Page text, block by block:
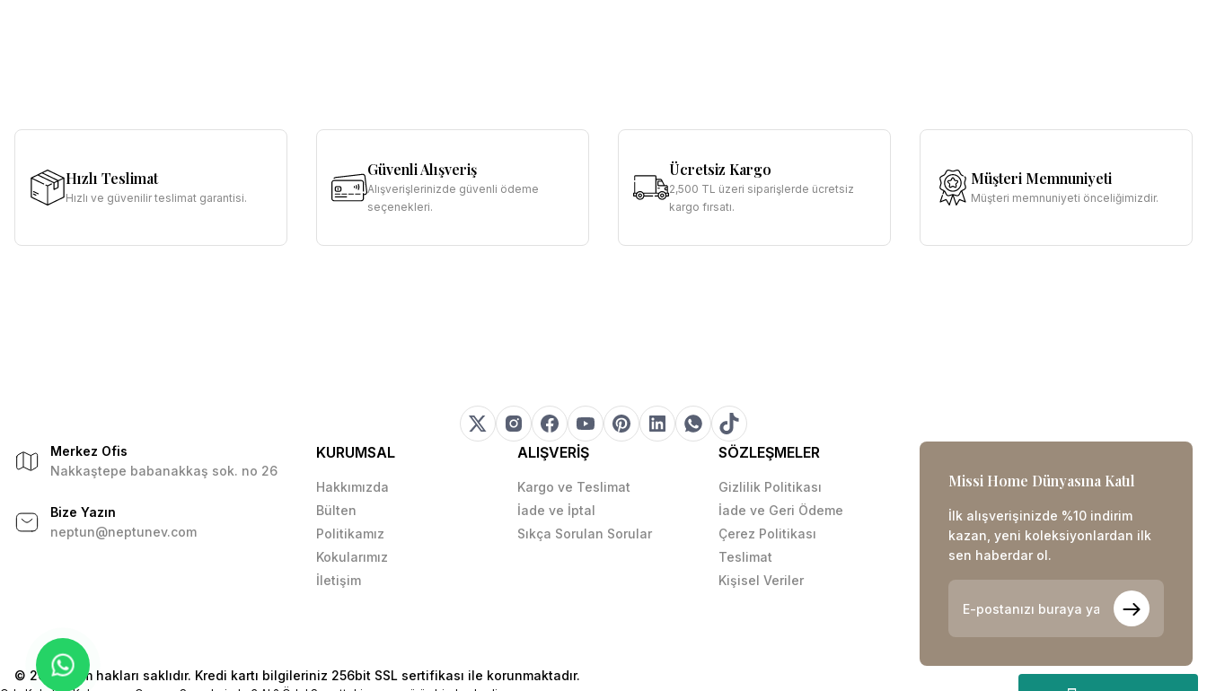
Hızlı Teslimat
Hızlı ve güvenilir teslimat garantisi.
Güvenli Alışveriş
Alışverişlerinizde güvenli ödeme
seçenekleri.
Ücretsiz Kargo
2,500 TL üzeri siparişlerde ücretsiz
kargo fırsatı.
Müşteri Memnuniyeti
Müşteri memnuniyeti önceliğimizdir.
Merkez Ofis
Nakkaştepe babanakkaş sok. no 26
Bize Yazın
neptun@neptunev.com
KURUMSAL
Hakkımızda
Bülten
Politikamız
Kokularımız
İletişim
ALIŞVERİŞ
Kargo ve Teslimat
İade ve İptal
Sıkça Sorulan Sorular
SÖZLEŞMELER
Gizlilik Politikası
İade ve Geri Ödeme
Çerez Politikası
Teslimat
Kişisel Veriler
Missi Home Dünyasına Katıl
İlk alışverişinizde %10 indirim
kazan, yeni koleksiyonlardan ilk
sen haberdar ol.
© 2026 Tüm hakları saklıdır. Kredi kartı bilgileriniz 256bit SSL sertifikası ile korunmaktadır.